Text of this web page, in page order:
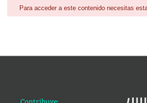
Para acceder a este contenido necesitas